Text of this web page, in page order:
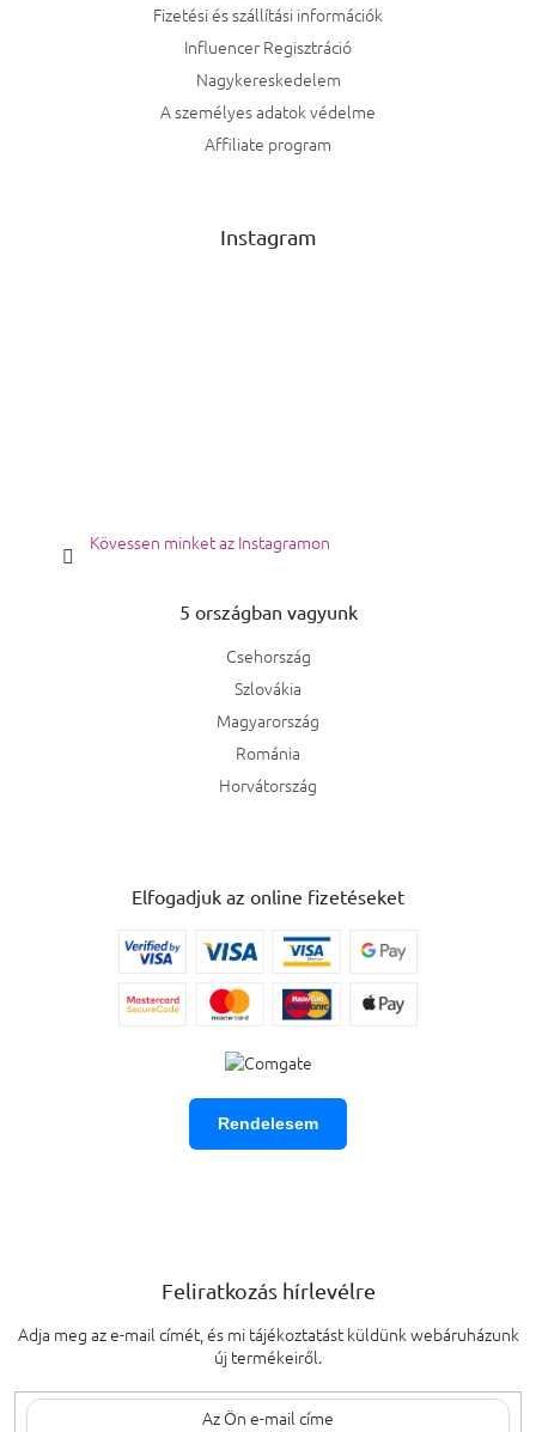
Fizetési és szállítási információk
Influencer Regisztráció
Nagykereskedelem
A személyes adatok védelme
Affiliate program
Instagram
Kövessen minket az Instagramon
5 országban vagyunk
Csehország
Szlovákia
Magyarország
Románia
Horvátország
Elfogadjuk az online fizetéseket
Rendelesem
Feliratkozás hírlevélre
Adja meg az e-mail címét, és mi tájékoztatást küldünk webáruházunk
új termékeiről.